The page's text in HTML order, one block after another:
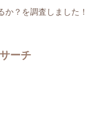
？を調査しました！
ーチ